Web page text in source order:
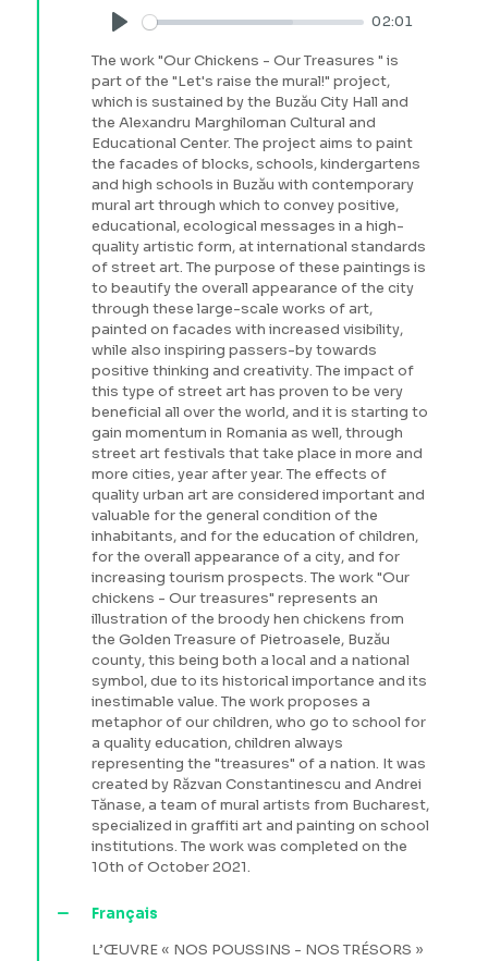
Play
02:01
The work "Our Chickens - Our Treasures " is
part of the "Let's raise the mural!" project,
which is sustained by the Buzău City Hall and
the Alexandru Marghiloman Cultural and
Educational Center. The project aims to paint
the facades of blocks, schools, kindergartens
and high schools in Buzău with contemporary
mural art through which to convey positive,
educational, ecological messages in a high-
quality artistic form, at international standards
of street art. The purpose of these paintings is
to beautify the overall appearance of the city
through these large-scale works of art,
painted on facades with increased visibility,
while also inspiring passers-by towards
positive thinking and creativity. The impact of
this type of street art has proven to be very
beneficial all over the world, and it is starting to
gain momentum in Romania as well, through
street art festivals that take place in more and
more cities, year after year. The effects of
quality urban art are considered important and
valuable for the general condition of the
inhabitants, and for the education of children,
for the overall appearance of a city, and for
increasing tourism prospects. The work "Our
chickens - Our treasures" represents an
illustration of the broody hen chickens from
the Golden Treasure of Pietroasele, Buzău
county, this being both a local and a national
symbol, due to its historical importance and its
inestimable value. The work proposes a
metaphor of our children, who go to school for
a quality education, children always
representing the "treasures" of a nation. It was
created by Răzvan Constantinescu and Andrei
Tănase, a team of mural artists from Bucharest,
specialized in graffiti art and painting on school
institutions. The work was completed on the
10th of October 2021.
Français
L’ŒUVRE « NOS POUSSINS - NOS TRÉSORS »